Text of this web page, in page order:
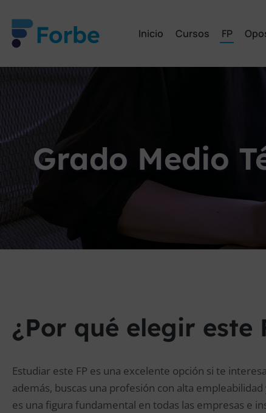
Inicio Cursos FP
Grado Medio
¿Por qué elegir este
Estudiar este FP es una excelente opción si te
además, buscas una profesión con alta
es una figura fundamental en todas las empresas e